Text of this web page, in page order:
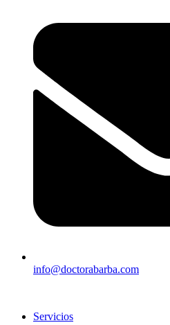
info@doctorabarba.com
Servicios